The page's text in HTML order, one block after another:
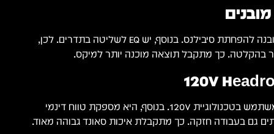
המכשיר כולל דה-אסר מובנה להפחתת סיבילנס. בנוסף, יש EQ לשליטה בתדרים. לכן,
בהקלטה. כך מתקבל תוצאה מוכנה יותר למיקס.
SPL Channel One Mk3 משתמש בטכנולוגיית 120V. בנוסף, היא מספקת טווח דינמי
גם בעבודה חזקה. כך מתקבלת איכות סאונד גבוהה מאוד.